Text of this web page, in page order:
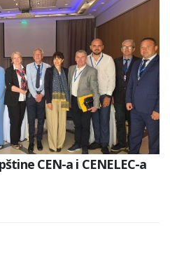
CEN-a i CENELEC-a